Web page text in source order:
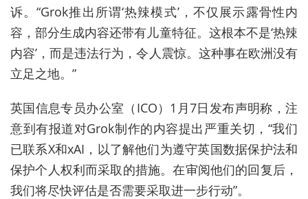
诉。“Grok推出所谓‘热辣模式’，不仅展示露骨性内
容，部分生成内容还带有儿童特征。这根本不是‘热辣
内容’，而是违法行为，令人震惊。这种事在欧洲没有
立足之地。”
英国信息专员办公室（ICO）1月7日发布声明称，注
意到有报道对Grok制作的内容提出严重关切，“我们
已联系X和xAI，以了解他们为遵守英国数据保护法和
保护个人权利而采取的措施。在审阅他们的回复后，
我们将尽快评估是否需要采取进一步行动”。